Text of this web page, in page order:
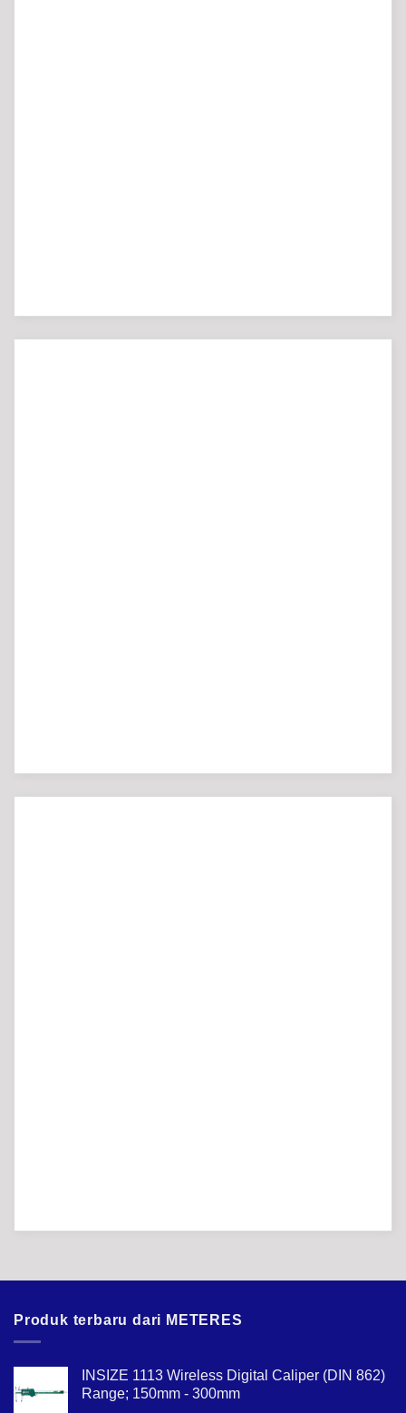
Produk terbaru dari METERES
INSIZE 1113 Wireless Digital Caliper (DIN 862)
Range; 150mm - 300mm